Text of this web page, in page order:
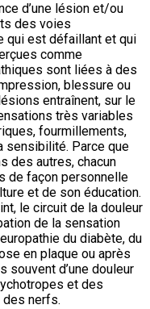
d’une lésion et/ou
des voies
qui est défaillant et qui
comme
sont liées à des
blessure ou
entraînent, sur le
très variables
fourmillements,
sensibilité. Parce que
des autres, chacun
de façon personnelle
et de son éducation.
le circuit de la douleur
de la sensation
du diabète, du
en plaque ou après
souvent d’une douleur
et des
nerfs.